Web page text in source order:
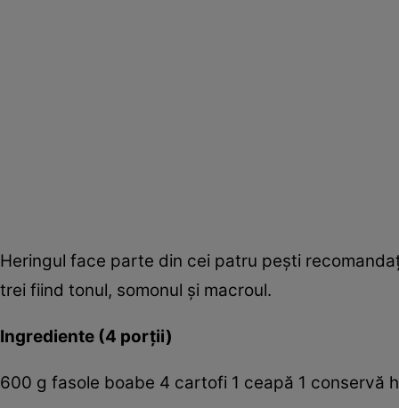
Heringul face parte din cei patru peşti
trei fiind tonul, somonul şi macroul.
Ingrediente (4 porţii)
600 g fasole boabe 4 cartofi 1 ceapă 1 conservă